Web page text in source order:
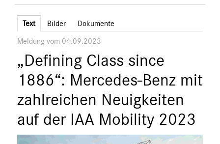
Unternehmen
Marken & Produkte
MEDIA
ÜBER UNS
ANSPRECHPARTNER
Text Bilder Dokumente
Meldung vom 04.09.2023
„Defining Class since
1886“: Mercedes-Benz mit
zahlreichen Neuigkeiten
auf der IAA Mobility 2023